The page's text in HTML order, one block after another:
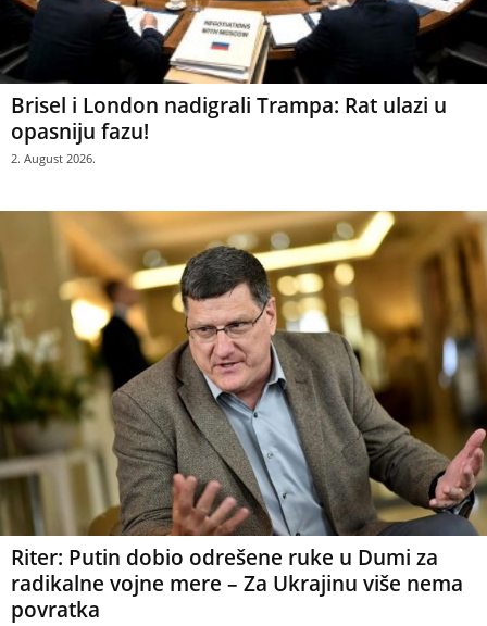
Brisel i London nadigrali Trampa: Rat ulazi u
opasniju fazu!
2. August 2026.
Riter: Putin dobio odrešene ruke u Dumi za
radikalne vojne mere – Za Ukrajinu više nema
povratka